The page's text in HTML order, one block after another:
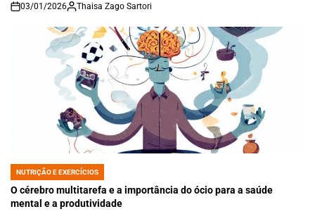
on
03/01/2026 Thaisa Zago Sartori
POSTED
IN
NUTRIÇÃO E EXERCÍCIOS
O cérebro multitarefa e a importância do ócio para a saúde
mental e a produtividade